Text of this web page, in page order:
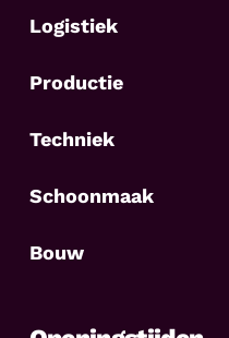
Logistiek
Productie
Techniek
Schoonmaak
Bouw